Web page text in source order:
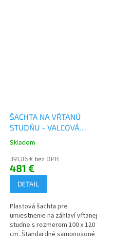
ŠACHTA NA VŔTANÚ
STUDŇU - VALCOVÁ
SAMONOSNÁ - 100X120
Skladom
391,06 € bez DPH
481 €
DETAIL
Plastová šachta pre
umiestnenie na záhlaví vŕtanej
studne s rozmerom 100 x 120
cm. Štandardné samonosoné